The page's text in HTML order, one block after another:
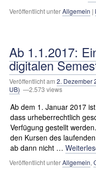
Veröffentlicht unterAllgemein |
Ab 1.1.2017:
digitalen
Veröffentlicht am 2. Dezember
UB) —2.573 views
Ab dem 1. Januar 2017
dass urheberrechtlich
Verfügung gestellt
den Kursen des
ab dann nicht …
Veröffentlicht unterAllgemein,